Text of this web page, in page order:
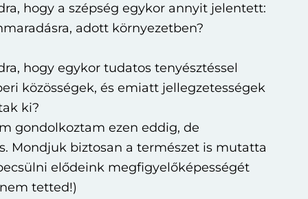
hogy a szépség egykor annyit jelentett:
adott környezetben?
hogy egykor tudatos tenyésztéssel
közösségek, és emiatt jellegzetességek
ki?
gondolkoztam ezen eddig, de
Mondjuk biztosan a természet is mutatta
elődeink megfigyelőképességét
tetted!)